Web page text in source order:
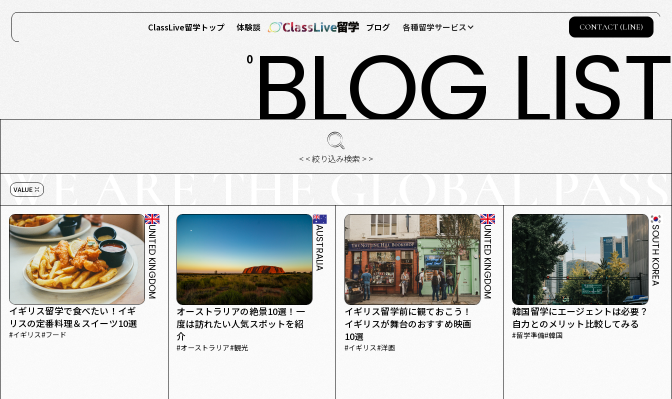
ClassLive留学トップ 体験談 ブログ 各種留学サービス CONTACT (LINE)
0BLOG LIST
< < 絞り込み検索 > >
COUNTRY GLOBAL PHILIPPINES SOUTH KOREA DUBAI MALTA UNITED KINGDOM AUSTRALIA CANADA UNITED STATES NEW ZEALAND IRELAND
BLOG CATEGORY 留学前 留学中 英語学習 韓国語学習
HASHTAG
オーストラリア イギリス ジュニアキャンプ 高校留学 アイルランド ワーホリ 語学堂 フード お土産 ESIM ポッドキャスト 観光 語学学校
フィリピン
ドバイ
韓国 英語学習 留学アプリ 留学準備 留学費用 海外ドラマ パッキング
絞り込みをリセット
> > 閉じる < <
WE ARE THE GLOBAL
VALUE
イギリス留学で食べたい！イギ
リスの定番料理＆スイーツ10選
#イギリス#フード
UNITED KINGDOM
オーストラリアの絶景10選！一
度は訪れたい人気スポットを紹
介
#オーストラリア#観光
AUSTRALIA
イギリス留学前に観ておこう！
イギリスが舞台のおすすめ映画
10選
#イギリス#洋画
UNITED KINGDOM
韓国留学にエージェントは必要？
自力とのメリット比較してみる
#留学準備#韓国
SOUTH KOREA